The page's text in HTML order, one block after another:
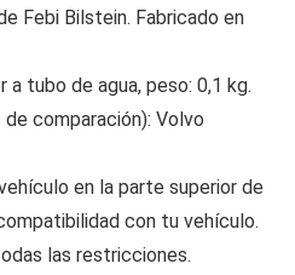
Febi Bilstein. Fabricado en
tubo de agua, peso: 0,1 kg.
comparación): Volvo
en la parte superior de
con tu vehículo.
las restricciones.